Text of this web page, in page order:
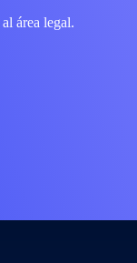
al área legal.